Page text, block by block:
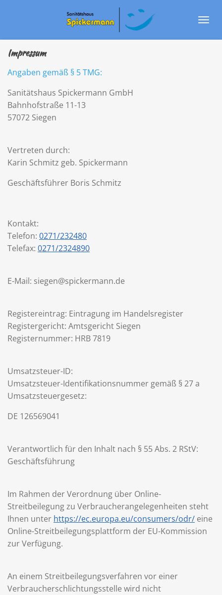
Impressum
Angaben gemäß § 5 TMG:
Sanitätshaus Spickermann GmbH
Bahnhofstraße 11-13
57072 Siegen
Vertreten durch:
Karin Schmitz geb. Spickermann
Geschäftsführer Boris Schmitz
Kontakt:
Telefon: 0271/232480
Telefax: 0271/2324890
E-Mail: siegen@spickermann.de
Registereintrag: Eintragung im Handelsregister
Registergericht: Amtsgericht Siegen
Registernummer: HRB 7819
Umsatzsteuer-ID:
Umsatzsteuer-Identifikationsnummer gemäß § 27 a
Umsatzsteuergesetz:
DE 126569041
Verantwortlich für den Inhalt nach § 55 Abs. 2 RStV:
Geschäftsführung
Im Rahmen der Verordnung über Online-
Streitbeilegung zu Verbraucherangelegenheiten steht
Ihnen unter https://ec.europa.eu/consumers/odr/ eine
Online-Streitbeilegungsplattform der EU-Kommission
zur Verfügung.
An einem Streitbeilegungsverfahren vor einer
Verbraucherschlichtungsstelle wird nicht